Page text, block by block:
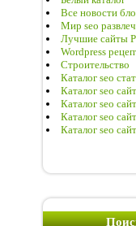
Все новости
Мир seo
Лучшие сайты
Wordpress
Строительство
Каталог seo
Каталог seo
Каталог seo
Каталог seo
Каталог seo